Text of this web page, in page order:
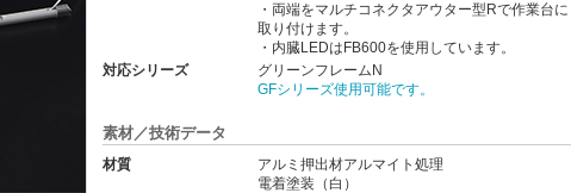
・両端をマルチコネクタアウター型Rで作業台に
取り付けます。
・内臓LEDはFB600を使用しています。
対応シリーズ
グリーンフレームN
GFシリーズ使用可能です。
素材／技術データ
材質
アルミ押出材アルマイト処理
電着塗装（白）